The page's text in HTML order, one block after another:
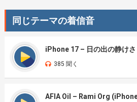
同じテーマの着信音
iPhone 17 – 日の出の静けさ
385 聞く
AFIA Oil – Rami Org